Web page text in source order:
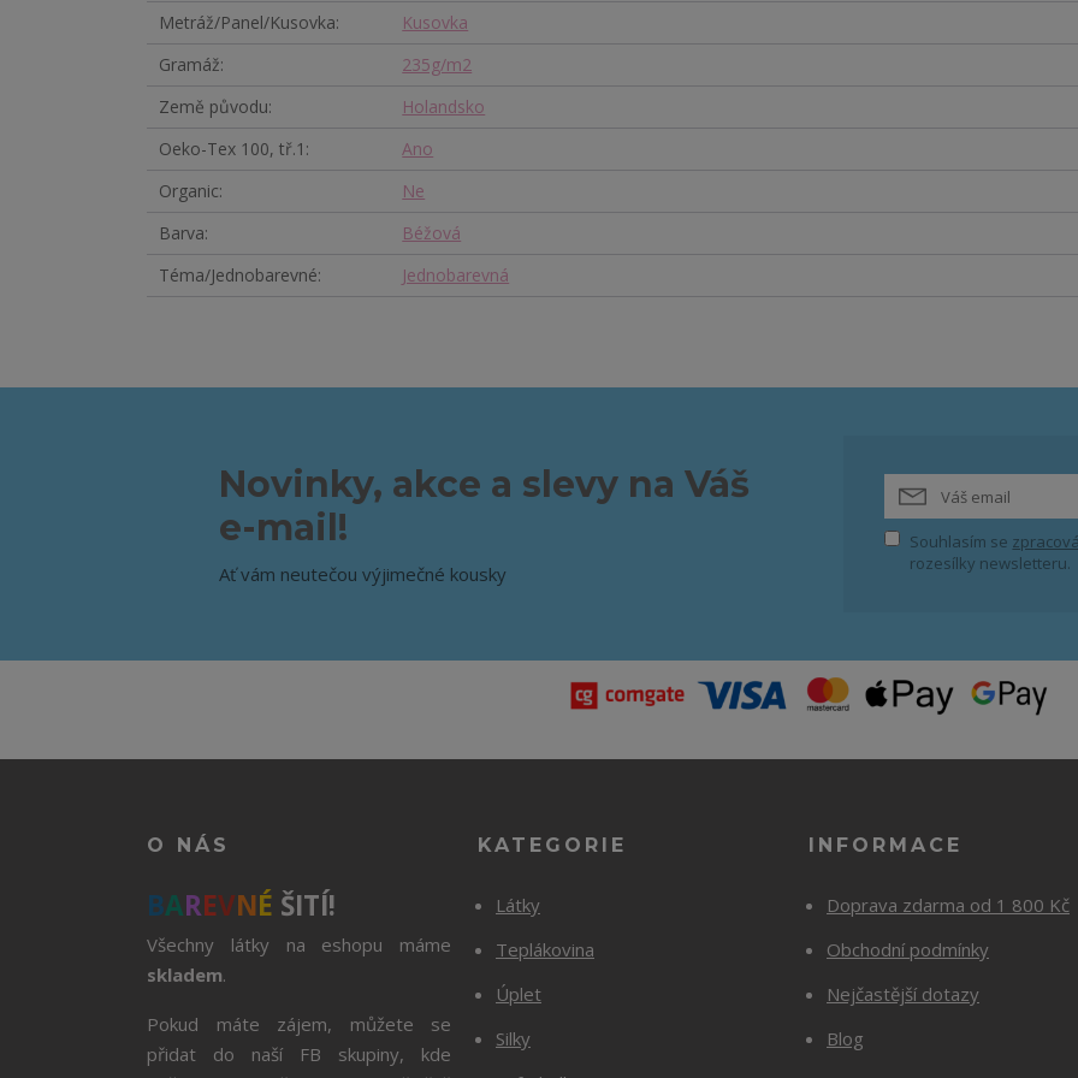
Metráž/Panel/Kusovka
Kusovka
Gramáž
235g/m2
Země původu
Holandsko
Oeko-Tex 100, tř.1
Ano
Organic
Ne
Barva
Béžová
Téma/Jednobarevné
Jednobarevná
Novinky, akce a slevy na Váš
e-mail!
Ať vám neutečou výjimečné kousky
Souhlasím se
rozesílky newsletteru.
O NÁS
BAREVNÉ ŠITÍ!
Všechny látky na eshopu máme
skladem.
Pokud máte zájem, můžete se
přidat do naší FB skupiny, kde
KATEGORIE
Látky
Teplákovina
Úplet
Silky
INFORMACE
Doprava zdarma od 1 800 Kč
Obchodní podmínky
Nejčastější dotazy
Blog